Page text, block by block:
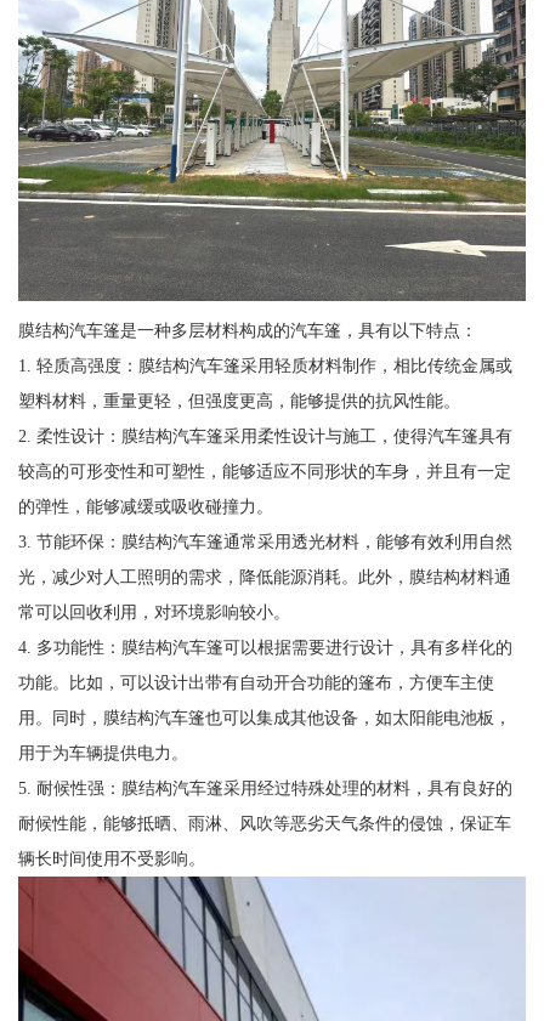
膜结构汽车篷是一种多层材料构成的汽车篷，具有以下特点：
1. 轻质高强度：膜结构汽车篷采用轻质材料制作，相比传统金属或
塑料材料，重量更轻，但强度更高，能够提供的抗风性能。
2. 柔性设计：膜结构汽车篷采用柔性设计与施工，使得汽车篷具有
较高的可形变性和可塑性，能够适应不同形状的车身，并且有一定
的弹性，能够减缓或吸收碰撞力。
3. 节能环保：膜结构汽车篷通常采用透光材料，能够有效利用自然
光，减少对人工照明的需求，降低能源消耗。此外，膜结构材料通
常可以回收利用，对环境影响较小。
4. 多功能性：膜结构汽车篷可以根据需要进行设计，具有多样化的
功能。比如，可以设计出带有自动开合功能的篷布，方便车主使
用。同时，膜结构汽车篷也可以集成其他设备，如太阳能电池板，
用于为车辆提供电力。
5. 耐候性强：膜结构汽车篷采用经过特殊处理的材料，具有良好的
耐候性能，能够抵晒、雨淋、风吹等恶劣天气条件的侵蚀，保证车
辆长时间使用不受影响。